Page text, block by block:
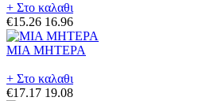
+ Στο καλαθι
€15.26 16.96
ΜΙΑ ΜΗΤΕΡΑ
+ Στο καλαθι
€17.17 19.08